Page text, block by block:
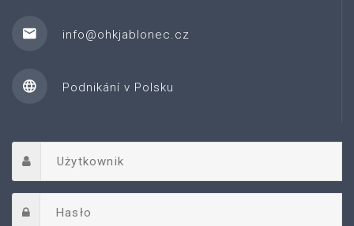
info@ohkjablonec.cz
Podnikání v Polsku